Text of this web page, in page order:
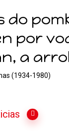
do
por
a
(1934-1980)